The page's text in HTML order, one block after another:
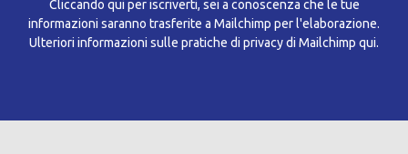
Cliccando qui per iscriverti, sei a conoscenza che le tue
informazioni saranno trasferite a Mailchimp per l'elaborazione.
Ulteriori informazioni sulle pratiche di privacy di Mailchimp qui.